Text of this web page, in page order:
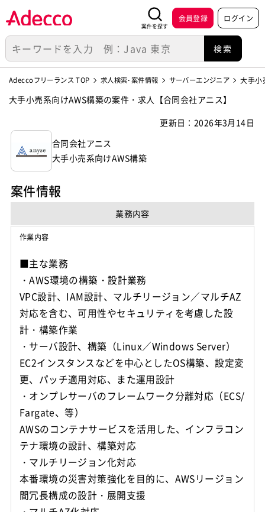
案件を探す
会員登録 ログイン
Adeccoフリーランス TOP 求人検索･案件情報 サーバーエンジニア 大手小
大手小売系向けAWS構築の案件・求人【合同会社アニス】
更新日：2026年3月14日
合同会社アニス
大手小売系向けAWS構築
案件情報
業務内容
作業内容
■主な業務
・AWS環境の構築・設計業務
VPC設計、IAM設計、マルチリージョン／マルチAZ
対応を含む、可用性やセキュリティを考慮した設
計・構築作業
・サーバ設計、構築（Linux／Windows Server）
EC2インスタンスなどを中心としたOS構築、設定変
更、パッチ適用対応、また運用設計
・オンプレサーバのフレームワーク分離対応（ECS/
Fargate、等）
AWSのコンテナサービスを活用した、インフラコン
テナ環境の設計、構築対応
・マルチリージョン化対応
本番環境の災害対策強化を目的に、AWSリージョン
間冗長構成の設計・展開支援